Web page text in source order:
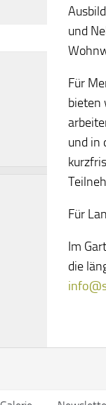
und
Für
bieten
und in
Für
Im
die